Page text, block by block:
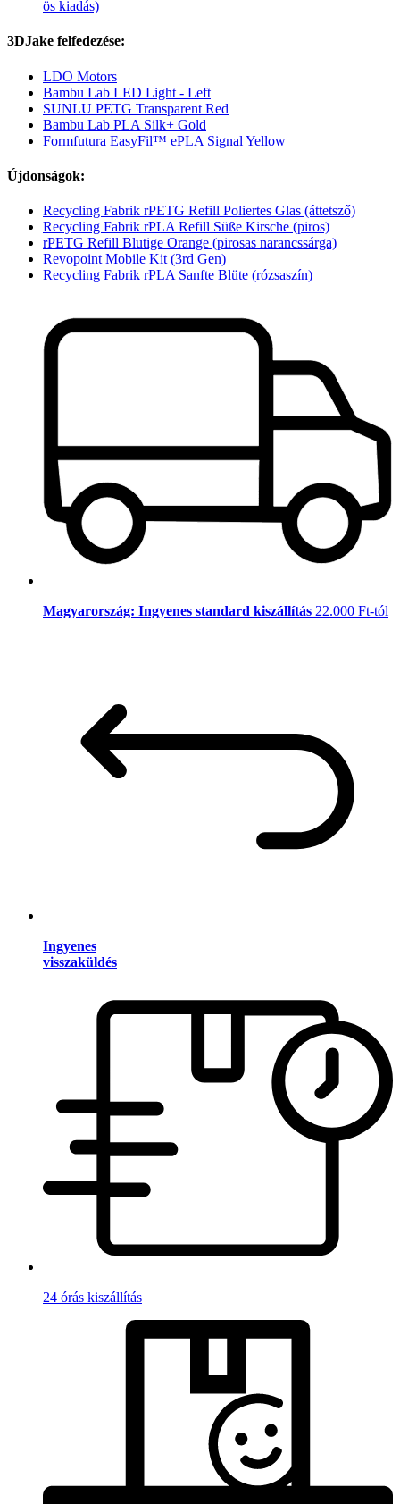
ös kiadás)
3DJake felfedezése:
LDO Motors
Bambu Lab LED Light - Left
SUNLU PETG Transparent Red
Bambu Lab PLA Silk+ Gold
Formfutura EasyFil™ ePLA Signal Yellow
Újdonságok:
Recycling Fabrik rPETG Refill Poliertes Glas (áttetsző)
Recycling Fabrik rPLA Refill Süße Kirsche (piros)
rPETG Refill Blutige Orange (pirosas narancssárga)
Revopoint Mobile Kit (3rd Gen)
Recycling Fabrik rPLA Sanfte Blüte (rózsaszín)
Magyarország: Ingyenes standard kiszállítás 22.000 Ft-tól
Ingyenes
visszaküldés
24 órás kiszállítás